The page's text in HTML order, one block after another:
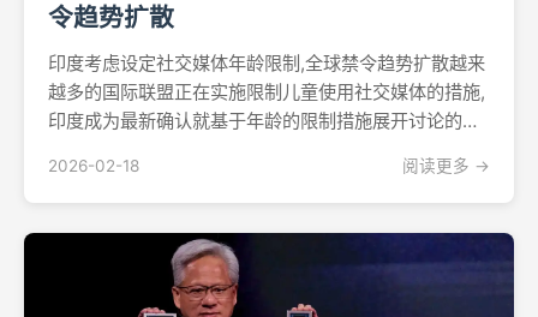
令趋势扩散
印度考虑设定社交媒体年龄限制,全球禁令趋势扩散越来
越多的国际联盟正在实施限制儿童使用社交媒体的措施,
印度成为最新确认就基于年龄的限制措施展开讨论的国
维什瑙周二宣布,政府正在与社交媒体平台就年龄限制问
题进行谈判,这标志着这个世界人口最多的国家首次在
联...
2026-02-18 阅读更多 →